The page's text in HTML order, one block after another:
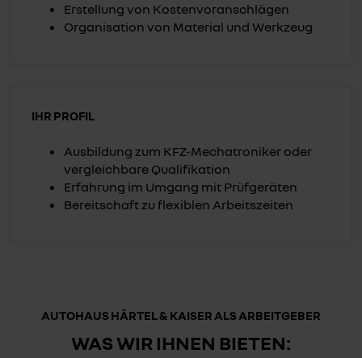
Erstellung von Kostenvoranschlägen
Organisation von Material und Werkzeug
IHR PROFIL
Ausbildung zum KFZ-Mechatroniker oder
vergleichbare Qualifikation
Erfahrung im Umgang mit Prüfgeräten
Bereitschaft zu flexiblen Arbeitszeiten
AUTOHAUS HÄRTEL & KAISER ALS ARBEITGEBER
WAS WIR IHNEN BIETEN: